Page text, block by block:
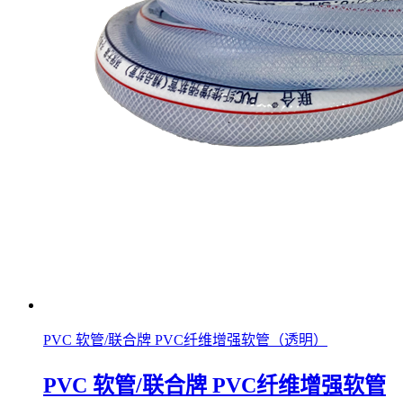
PVC 软管/联合牌 PVC纤维增强软管（透明）
PVC 软管/联合牌 PVC纤维增强软管